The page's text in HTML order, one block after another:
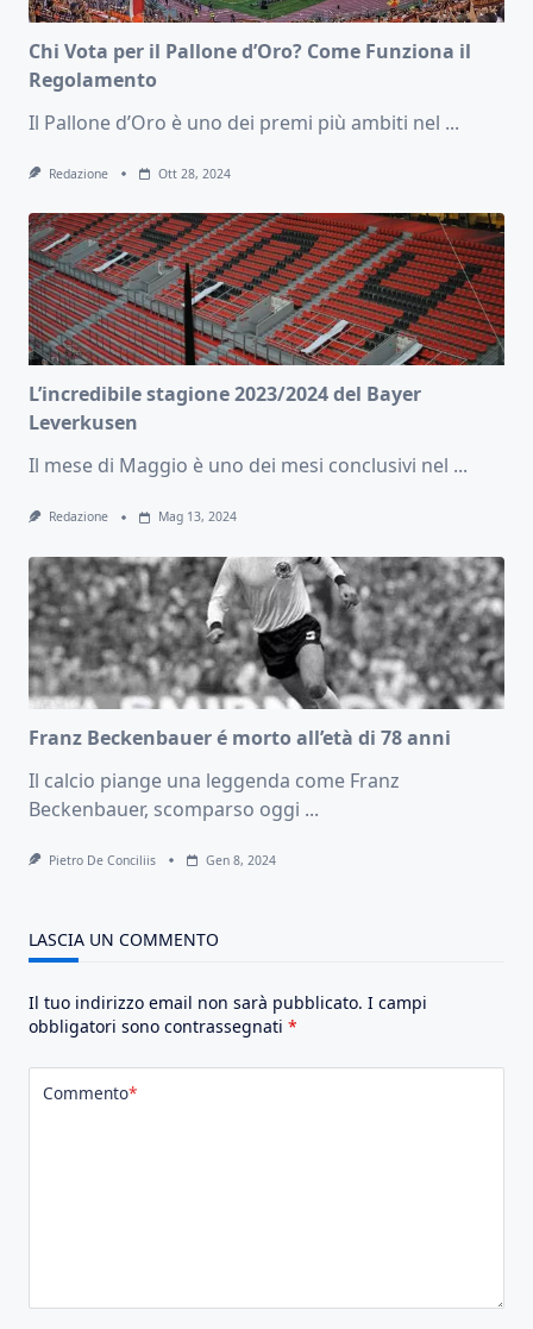
Chi Vota per il Pallone d’Oro? Come Funziona il
Regolamento
Il Pallone d’Oro è uno dei premi più ambiti nel ...
Redazione Ott 28, 2024
L’incredibile stagione 2023/2024 del Bayer
Leverkusen
Il mese di Maggio è uno dei mesi conclusivi nel ...
Redazione Mag 13, 2024
Franz Beckenbauer é morto all’età di 78 anni
Il calcio piange una leggenda come Franz
Beckenbauer, scomparso oggi ...
Pietro De Conciliis Gen 8, 2024
LASCIA UN COMMENTO
Il tuo indirizzo email non sarà pubblicato. I campi
obbligatori sono contrassegnati *
Commento*